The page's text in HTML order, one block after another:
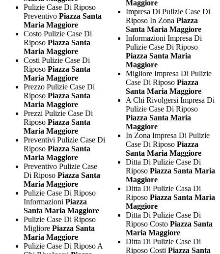
Pulizie Case Di Riposo
Preventivo Piazza Santa
Maria Maggiore
Costo Pulizie Case Di
Riposo Piazza Santa
Maria Maggiore
Costi Pulizie Case Di
Riposo Piazza Santa
Maria Maggiore
Prezzo Pulizie Case Di
Riposo Piazza Santa
Maria Maggiore
Prezzi Pulizie Case Di
Riposo Piazza Santa
Maria Maggiore
Preventivi Pulizie Case Di
Riposo Piazza Santa
Maria Maggiore
Preventivo Pulizie Case
Di Riposo Piazza Santa
Maria Maggiore
Pulizie Case Di Riposo
Informazioni Piazza
Santa Maria Maggiore
Pulizie Case Di Riposo
Migliore Piazza Santa
Maria Maggiore
Pulizie Case Di Riposo A
Maggiore
Impresa Di Pulizie Case Di
Riposo In ZonaPiazza
Santa Maria Maggiore
Informazioni Impresa Di
Pulizie Case Di Riposo
Piazza Santa Maria
Maggiore
Migliore Impresa Di Pulizie
Case Di RiposoPiazza
Santa Maria Maggiore
A Chi Rivolgersi Impresa Di
Pulizie Case Di Riposo
Piazza Santa Maria
Maggiore
In Zona Impresa Di Pulizie
Case Di RiposoPiazza
Santa Maria Maggiore
Ditta Di Pulizie Case Di
RiposoPiazza Santa Maria
Maggiore
Ditta Di Pulizie Casa Di
RiposoPiazza Santa Maria
Maggiore
Ditta Di Pulizie Case Di
Riposo CostoPiazza Santa
Maria Maggiore
Ditta Di Pulizie Case Di
Riposo CostiPiazza Santa